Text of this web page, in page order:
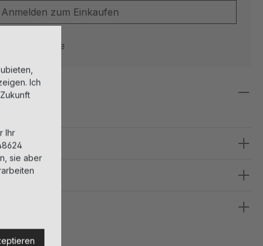
Anmelden zum Einkaufen
1-3 Tage
Ich
Ihr
sie aber